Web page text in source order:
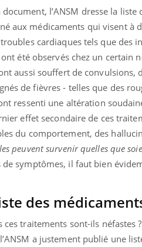
document, l’ANSM dresse la
aux médicaments qui visent à
troubles cardiaques tels que des
été observés chez un certain
aussi souffert de convulsions,
de fièvres - telles que des
ressenti une altération
effet secondaire de ces
du comportement, des
peuvent survenir quelles que
de symptômes, il faut bien
des
ces traitements sont-ils néfastes
a justement publié une